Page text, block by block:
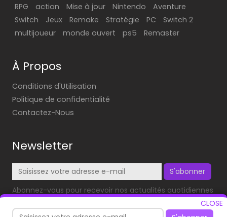
CLOSE
RPG action Mise à jour Nintendo
Aventure
Switch
Jeux Remake Stratégie PC
Switch 2
multijoueur
monde ouvert ps5 Remaster
À Propos
Conditions d'Utilisation
Politique de confidentialité
Contactez-Nous
Newsletter
S'abonner
Abonnez-vous pour recevoir nos actualités quotidiennes